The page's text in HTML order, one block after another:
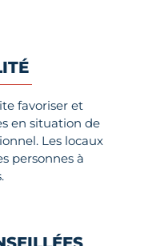
favoriser et
en situation de
Les locaux
personnes à